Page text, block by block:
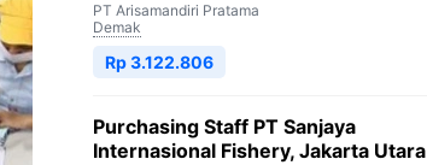
PT Arisamandiri Pratama
Demak
Rp 3.122.806
Purchasing Staff PT Sanjaya
Internasional Fishery, Jakarta Utara